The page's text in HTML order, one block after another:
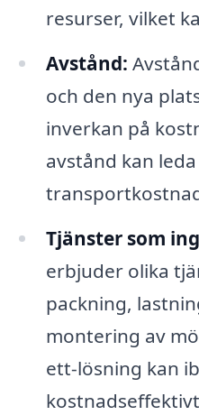
resurser, vilket
Avstånd:
och den nya
inverkan på
avstånd kan
Tjänster som
erbjuder olika
packning,
montering av
ett-lösning kan